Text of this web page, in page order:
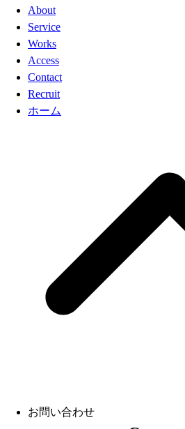
About
Service
Works
Access
Contact
Recruit
ホーム
お問い合わせ